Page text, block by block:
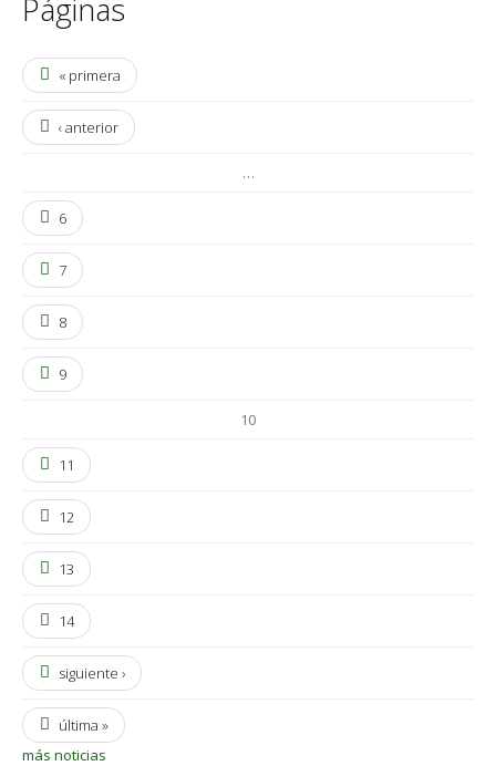
Páginas
« primera
‹ anterior
…
6
7
8
9
10
11
12
13
14
siguiente ›
última »
más noticias